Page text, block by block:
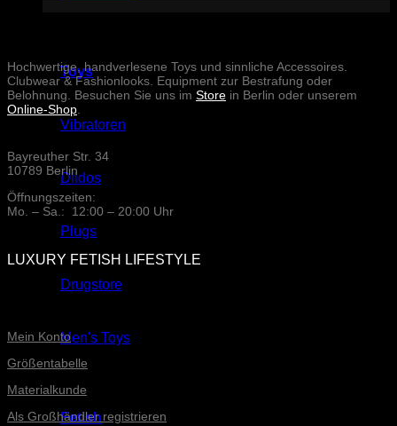
Toys
Vibratoren
Dildos
Plugs
Drugstore
Men's Toys
Fetish
Hochwertige, handverlesene Toys und sinnliche Accessoires.
Clubwear & Fashionlooks. Equipment zur Bestrafung oder
Belohnung. Besuchen Sie uns im Store in Berlin oder unserem
Online-Shop
Bayreuther Str. 34
10789 Berlin
Öffnungszeiten:
Mo. – Sa.: 12:00 – 20:00 Uhr
LUXURY FETISH LIFESTYLE
Mein Konto
Größentabelle
Materialkunde
Als Großhändler registrieren